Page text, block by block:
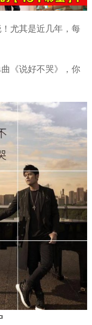
尤其是近几年，每
《说好不哭》，你